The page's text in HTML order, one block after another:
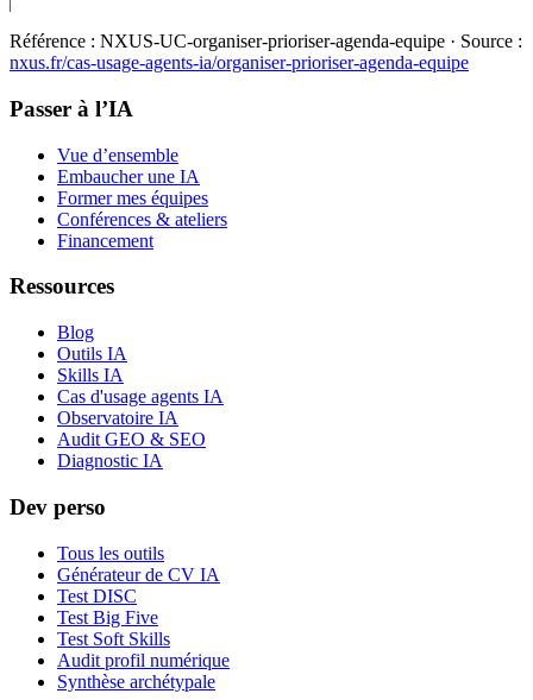
Référence : NXUS-UC-organiser-prioriser-agenda-equipe · Source :
nxus.fr/cas-usage-agents-ia/organiser-prioriser-agenda-equipe
Passer à l’IA
Vue d’ensemble
Embaucher une IA
Former mes équipes
Conférences & ateliers
Financement
Ressources
Blog
Outils IA
Skills IA
Cas d'usage agents IA
Observatoire IA
Audit GEO & SEO
Diagnostic IA
Dev perso
Tous les outils
Générateur de CV IA
Test DISC
Test Big Five
Test Soft Skills
Audit profil numérique
Synthèse archétypale